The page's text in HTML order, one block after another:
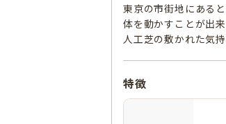
東京の市街地にある
体を動かすことが出
人工芝の敷かれた気
特徴